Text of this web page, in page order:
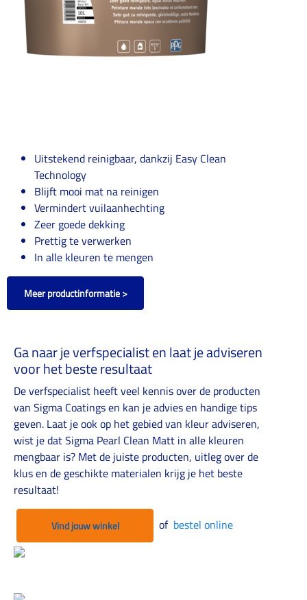
Uitstekend reinigbaar, dankzij Easy Clean
Technology
Blijft mooi mat na reinigen
Vermindert vuilaanhechting
Zeer goede dekking
Prettig te verwerken
In alle kleuren te mengen
Meer productinformatie >
Ga naar je verfspecialist en laat je adviseren
voor het beste resultaat
De verfspecialist heeft veel kennis over de producten
van Sigma Coatings en kan je advies en handige tips
geven. Laat je ook op het gebied van kleur adviseren,
wist je dat Sigma Pearl Clean Matt in alle kleuren
mengbaar is? Met de juiste producten, uitleg over de
klus en de geschikte materialen krijg je het beste
resultaat!
Vind jouw winkel of bestel online